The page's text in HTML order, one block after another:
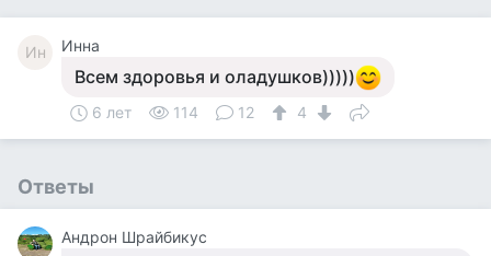
Ин Инна
Всем здоровья и оладушков)))))
6 лет 114 12 4
Ответы
Андрон Шрайбикус